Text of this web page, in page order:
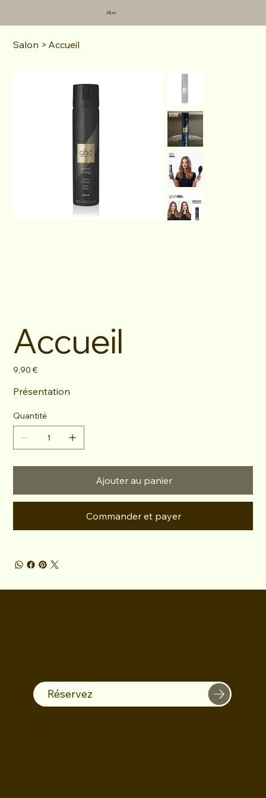
Allure
Salon > Accueil
Accueil
Prix
9,90 €
Présentation
Quantité
Ajouter au panier
Commander et payer
Réservez